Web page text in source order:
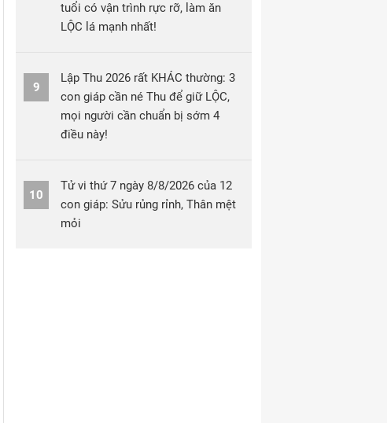
tuổi có vận trình rực rỡ, làm ăn
LỘC lá mạnh nhất!
9
Lập Thu 2026 rất KHÁC thường: 3
con giáp cần né Thu để giữ LỘC,
mọi người cần chuẩn bị sớm 4
điều này!
10
Tử vi thứ 7 ngày 8/8/2026 của 12
con giáp: Sửu rủng rỉnh, Thân mệt
mỏi